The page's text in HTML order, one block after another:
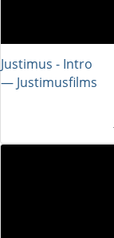
Justimus - Intro
― Justimusfilms